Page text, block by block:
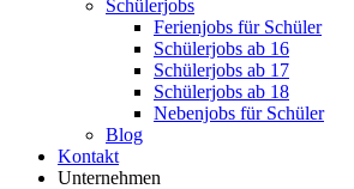
Schülerjobs
Ferienjobs für Schüler
Schülerjobs ab 16
Schülerjobs ab 17
Schülerjobs ab 18
Nebenjobs für Schüler
Blog
Kontakt
Unternehmen